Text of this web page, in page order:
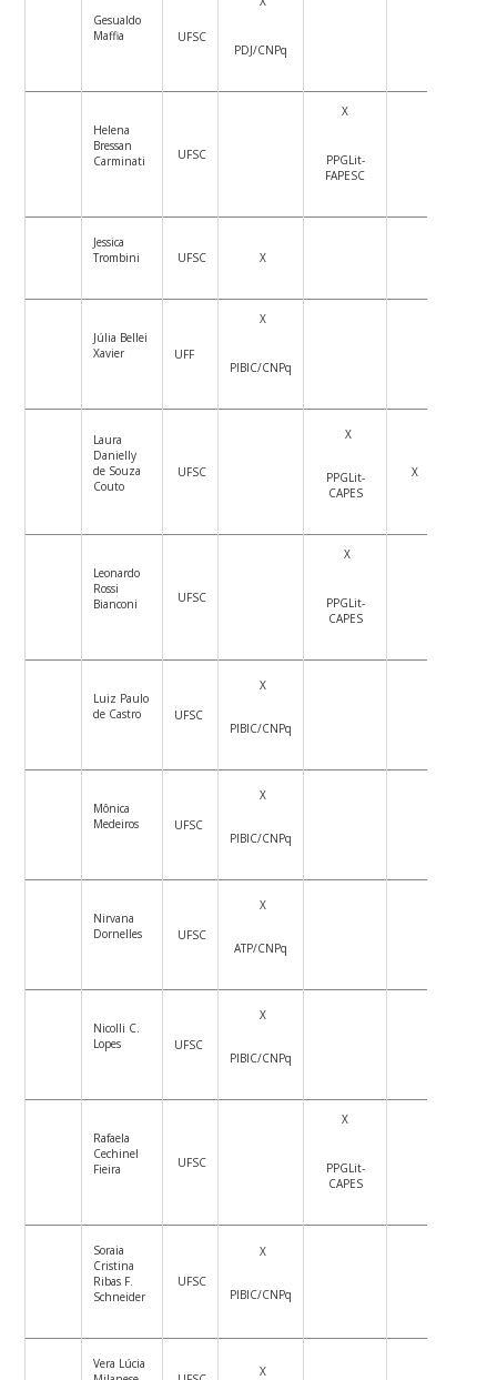
Gesualdo
Maffia
UFSC
PDJ/CNPq
Helena
Bressan
Carminati
UFSC
X
PPGLit-
FAPESC
Jessica
Trombini
UFSC X
Júlia Bellei
Xavier
UFF
X
PIBIC/CNPq
Laura
Danielly
de Souza
Couto
UFSC
X
PPGLit-
CAPES
X
Leonardo
Rossi
Bianconi
UFSC
X
PPGLit-
CAPES
Luiz Paulo
de Castro
UFSC
X
PIBIC/CNPq
Mônica
Medeiros
UFSC
X
PIBIC/CNPq
Nirvana
Dornelles
UFSC
X
ATP/CNPq
Nicolli C.
Lopes
UFSC
X
PIBIC/CNPq
Rafaela
Cechinel
Fieira
UFSC
X
PPGLit-
CAPES
Soraia
Cristina
Ribas F.
Schneider
UFSC
X
PIBIC/CNPq
Vera Lúcia
X